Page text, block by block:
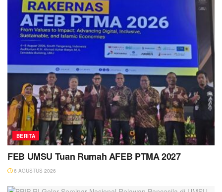
BERITA
FEB UMSU Tuan Rumah AFEB PTMA 2027
6 AGUSTUS 2026